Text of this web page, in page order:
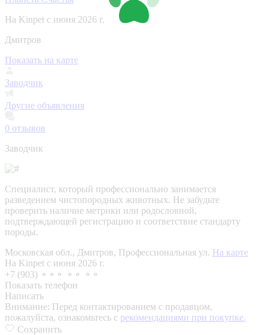
На Kinpet c июня 2026 г.
Дмитров
Показать на карте
Заводчик
Другие объявления
0 отзывов
Заводчик
Специалист, который профессионально занимается
разведением чистопородных животных. Не забудьте
проверить наличие метрики или родословной,
подтверждающей регистрацию и соответствие стандарту
породы.
Московская обл., Дмитров, Профессиональная ул. На карте
На Kinpet c июня 2026 г.
+7 (903) ⚬⚬⚬ ⚬⚬ ⚬⚬
Показать телефон
Написать
Внимание: Перед контактированием с продавцом,
пожалуйста, ознакомьтесь с рекомендациями при покупке.
Сохранить